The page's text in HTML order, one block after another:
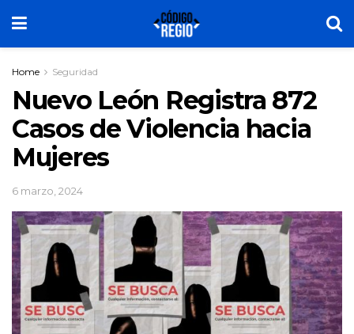
Home Seguridad
Nuevo León Registra 872
Casos de Violencia hacia
Mujeres
6 marzo, 2024